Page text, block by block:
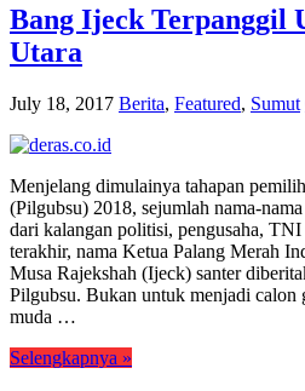
Bang Ijeck Terpanggil
Utara
July 18, 2017 Berita, Featured, Sumut
Menjelang dimulainya tahapan
(Pilgubsu) 2018, sejumlah nama-
dari kalangan politisi, pengusaha,
terakhir, nama Ketua Palang Merah
Musa Rajekshah (Ijeck) santer
Pilgubsu. Bukan untuk menjadi calon
muda …
Selengkapnya »